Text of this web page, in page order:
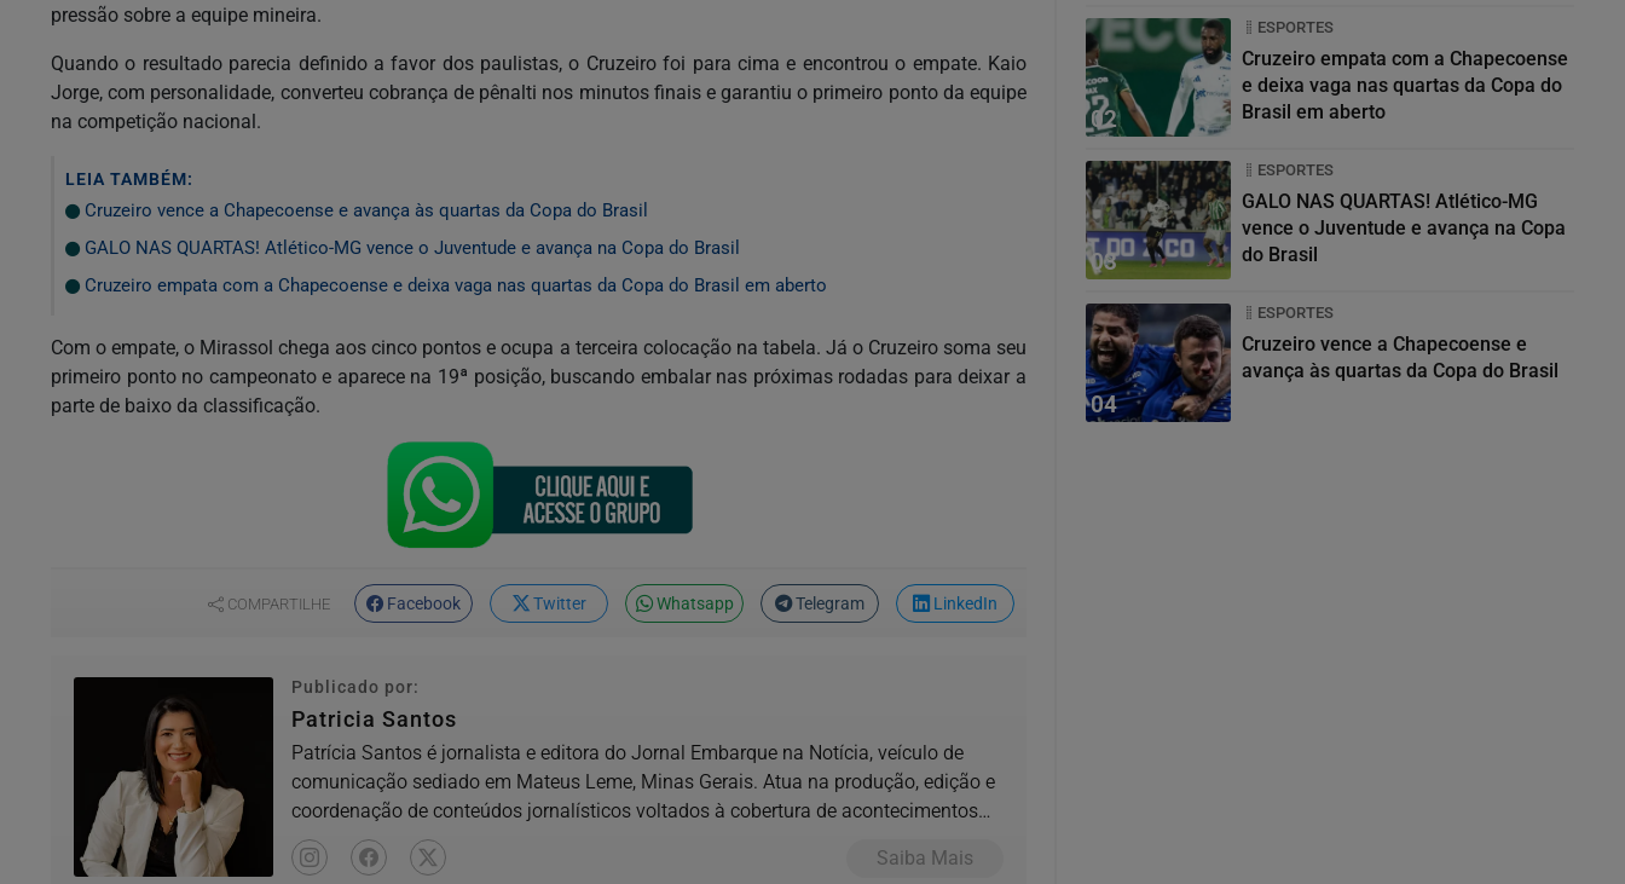
pressão sobre a equipe mineira.
Quando o resultado parecia definido a favor dos paulistas, o Cruzeiro foi para cima e encontrou o empate. Kaio
Jorge, com personalidade, converteu cobrança de pênalti nos minutos finais e garantiu o primeiro ponto da equipe
na competição nacional.
LEIA TAMBÉM:
Cruzeiro vence a Chapecoense e avança às quartas da Copa do Brasil
GALO NAS QUARTAS! Atlético-MG vence o Juventude e avança na Copa do Brasil
Cruzeiro empata com a Chapecoense e deixa vaga nas quartas da Copa do Brasil em aberto
Com o empate, o Mirassol chega aos cinco pontos e ocupa a terceira colocação na tabela. Já o Cruzeiro soma seu
primeiro ponto no campeonato e aparece na 19ª posição, buscando embalar nas próximas rodadas para deixar a
parte de baixo da classificação.
COMPARTILHE Facebook Twitter Whatsapp Telegram LinkedIn
Publicado por:
Patricia Santos
Patrícia Santos é jornalista e editora do Jornal Embarque na Notícia, veículo de
comunicação sediado em Mateus Leme, Minas Gerais. Atua na produção, edição e
coordenação de conteúdos jornalísticos voltados à cobertura de acontecimentos
locais,...
Saiba Mais
02
ESPORTES
Cruzeiro empata com a Chapecoense
e deixa vaga nas quartas da Copa do
Brasil em aberto
03
ESPORTES
GALO NAS QUARTAS! Atlético-MG
vence o Juventude e avança na Copa
do Brasil
04
ESPORTES
Cruzeiro vence a Chapecoense e
avança às quartas da Copa do Brasil